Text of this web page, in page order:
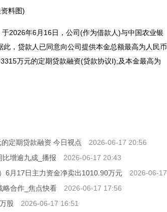
料图)
2026年6月16日，公司(作为借款人)与中国农业银
，贷款人已同意向公司提供本金总额最高为人民币
万元的定期贷款融资(贷款协议I);及本金最高为
定期贷款融资 今日视点
2026-06-17 20:56
增逾九成_播报
2026-06-17 20:43
6月17日主力资金净卖出1010.90万元
2026-06-17
略合作_焦点快看
2026-06-17 17:56
股
2026-06-17 16:51